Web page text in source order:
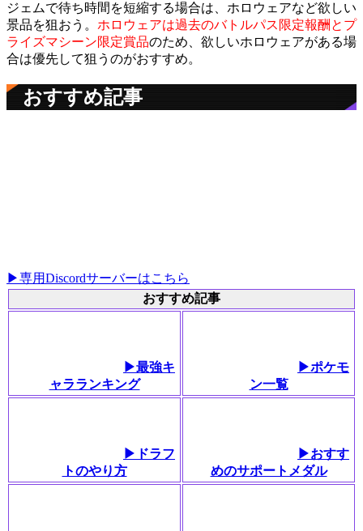
ジェムで待ち時間を短縮する場合は、ホロウェアなど欲しい
景品を狙おう。 ホロウェアは過去のバトルパス限定報酬とプ
ライズマシーン限定賞品のため、欲しいホロウェアがある場
合は優先して狙うのがおすすめ。
おすすめ記事
▶︎専用Discordサーバーはこちら
おすすめ記事
▶最強キ
ャラランキング
▶ポケモ
ン一覧
▶︎ドラフ
トのやり方
▶︎おすす
めのサポートメダル